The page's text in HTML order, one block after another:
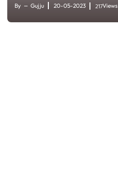
By Gujju 20-05-2023 217Views